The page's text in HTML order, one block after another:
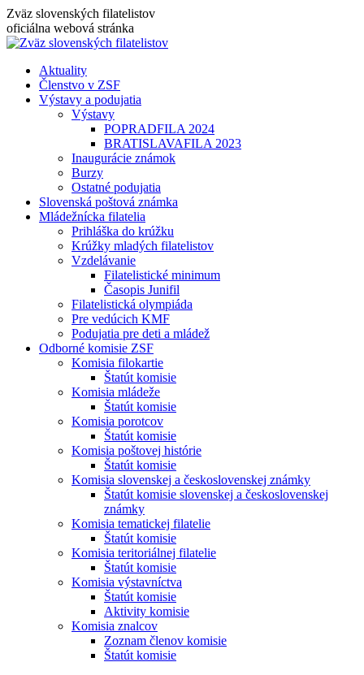
Skip
to
content
Zväz slovenských filatelistov
oficiálna webová stránka
Aktuality
Členstvo v ZSF
Výstavy a podujatia
Výstavy
POPRADFILA 2024
BRATISLAVAFILA 2023
Inaugurácie známok
Burzy
Ostatné podujatia
Slovenská poštová známka
Mládežnícka filatelia
Prihláška do krúžku
Krúžky mladých filatelistov
Vzdelávanie
Filatelistické minimum
Časopis Junifil
Filatelistická olympiáda
Pre vedúcich KMF
Podujatia pre deti a mládež
Odborné komisie ZSF
Komisia filokartie
Štatút komisie
Komisia mládeže
Štatút komisie
Komisia porotcov
Štatút komisie
Komisia poštovej histórie
Štatút komisie
Komisia slovenskej a československej známky
Štatút komisie slovenskej a československej
známky
Komisia tematickej filatelie
Štatút komisie
Komisia teritoriálnej filatelie
Štatút komisie
Komisia výstavníctva
Štatút komisie
Aktivity komisie
Komisia znalcov
Zoznam členov komisie
Štatút komisie